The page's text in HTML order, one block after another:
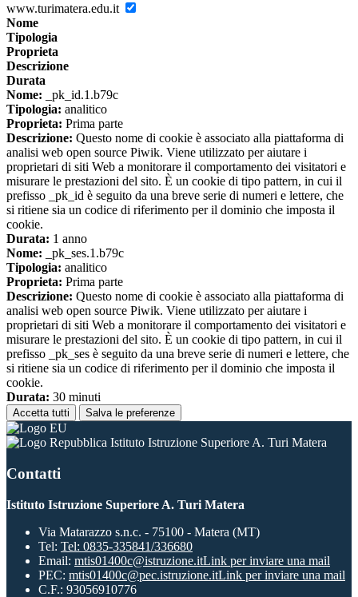
www.turimatera.edu.it
Nome
Tipologia
Proprieta
Descrizione
Durata
Nome: _pk_id.1.b79c
Tipologia: analitico
Proprieta: Prima parte
Descrizione: Questo nome di cookie è associato alla piattaforma di
analisi web open source Piwik. Viene utilizzato per aiutare i
proprietari di siti Web a monitorare il comportamento dei visitatori e
misurare le prestazioni del sito. È un cookie di tipo pattern, in cui il
prefisso _pk_id è seguito da una breve serie di numeri e lettere, che
si ritiene sia un codice di riferimento per il dominio che imposta il
cookie.
Durata: 1 anno
Nome: _pk_ses.1.b79c
Tipologia: analitico
Proprieta: Prima parte
Descrizione: Questo nome di cookie è associato alla piattaforma di
analisi web open source Piwik. Viene utilizzato per aiutare i
proprietari di siti Web a monitorare il comportamento dei visitatori e
misurare le prestazioni del sito. È un cookie di tipo pattern, in cui il
prefisso _pk_ses è seguito da una breve serie di numeri e lettere, che
si ritiene sia un codice di riferimento per il dominio che imposta il
cookie.
Durata: 30 minuti
Accetta tutti Salva le preferenze
Istituto Istruzione Superiore A. Turi Matera
Contatti
Istituto Istruzione Superiore A. Turi Matera
Via Matarazzo s.n.c. - 75100 - Matera (MT)
Tel: Tel: 0835-335841/336680
Email: mtis01400c@istruzione.itLink per inviare una mail
PEC: mtis01400c@pec.istruzione.itLink per inviare una mail
C.F.: 93056910776